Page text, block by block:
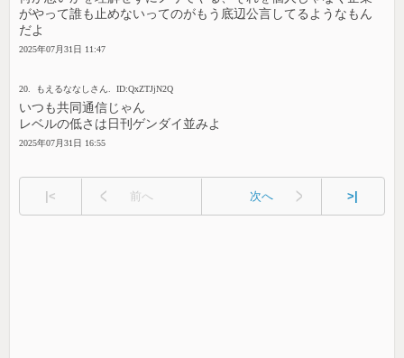
がやって誰も止めないってのがもう底辺公言してるようなもん
だよ
2025年07月31日 11:47
20. もえるななしさん. ID:QxZTJjN2Q
いつも共同通信じゃん
レベルの低さは日刊ゲンダイ並みよ
2025年07月31日 16:55
|< 前へ 次へ >|